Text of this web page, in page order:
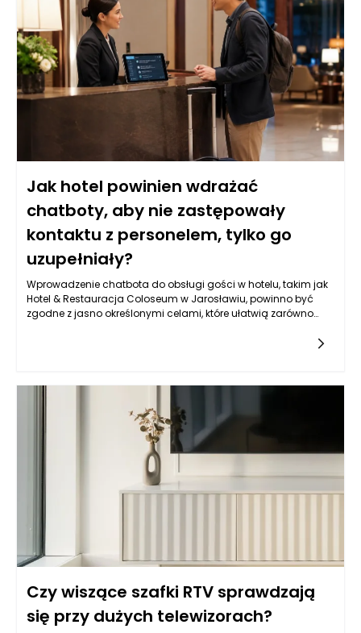
Jak hotel powinien wdrażać
chatboty, aby nie zastępowały
kontaktu z personelem, tylko go
uzupełniały?
Wprowadzenie chatbota do obsługi gości w hotelu, takim jak
Hotel & Restauracja Coloseum w Jarosławiu, powinno być
zgodne z jasno określonymi celami, które ułatwią zarówno
zwiększenie dostępności informacji oraz możliwości interakcji.
pokoi, menu czy atrakcji w okolicy. Warto, aby jego działanie
często zadawane pytania. Powinien także potrafić skierować
gości do odpowiednich osób w zespole, gdy konkretne
zapytania wymagają interwencji człowieka. Obiekt w
Jarosławiu, ze swoim eleganckim designem i szeroką ofertą,
ma szansę na zbudowanie silniejszych relacji z klientami
dzięki większej efektywności obsługi.
Czy wiszące szafki RTV sprawdzają
się przy dużych telewizorach?